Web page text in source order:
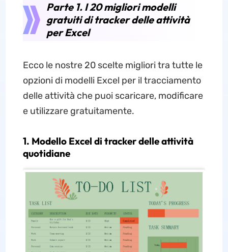
Parte 1. I 20 migliori modelli
gratuiti di tracker delle attività
per Excel
Ecco le nostre 20 scelte migliori tra tutte le
opzioni di modelli Excel per il tracciamento
delle attività che puoi scaricare, modificare
e utilizzare gratuitamente.
1. Modello Excel di tracker delle attività
quotidiane